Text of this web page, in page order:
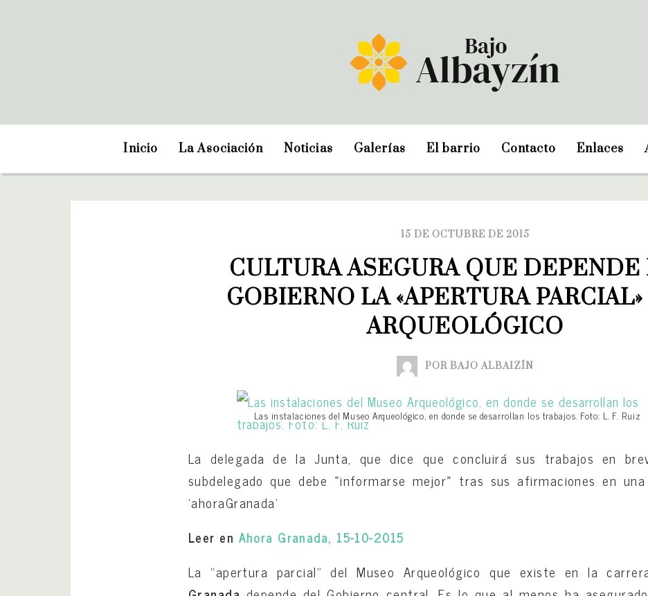
Inicio La Asociación Noticias Galerías El barrio Contacto Enlaces
15 DE OCTUBRE DE 2015
CULTURA ASEGURA QUE
GOBIERNO LA «APERTURA
ARQUEOLÓGICO
POR BAJO ALBAIZÍN
Las instalaciones del Museo Arqueológico, en donde se desarrollan los trabajos. Foto: L. F. Ruiz
La delegada de la Junta, que dice que concluirá sus trabajos en
subdelegado que debe «informarse mejor» tras sus afirmaciones en
‘ahoraGranada’
Leer en Ahora Granada, 15-10-2015
La “apertura parcial” del Museo Arqueológico que existe en la